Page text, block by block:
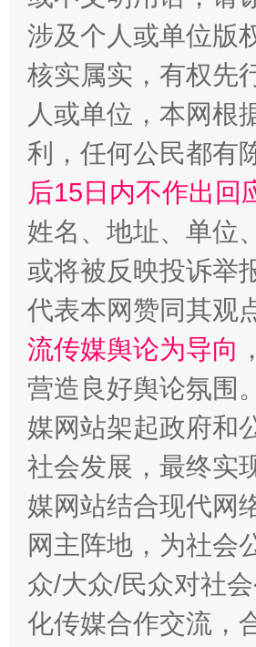
网上购药对药下症？
这是一记警钟！
涉及个人或单位版
核实属实，有权先
人或单位，本网根
利，任何公民都有
后15日内不作出回
姓名、地址、单位
或将被反映投诉举
代表本网赞同其观
流传媒舆论为导向
营造良好舆论氛围
媒网站架起政府和
社会发展，最终实
媒网站结合现代网
网主阵地，为社会
众/大众/民众对社
化传媒合作交流，